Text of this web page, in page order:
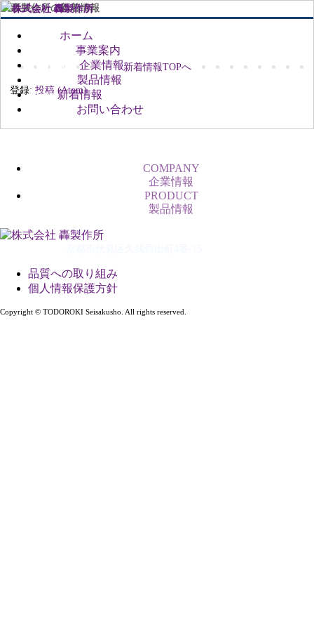
ホーム
事業案内
COMPANY企業情報
製品情報
NEWS 新着情報
お問い合わせ
新着情報TOPへ
登録: 投稿 (Atom)
COMPANY
企業情報
PRODUCT
製品情報
品質への取り組み
個人情報保護方針
Copyright © TODOROKI Seisakusho. All rights reserved.